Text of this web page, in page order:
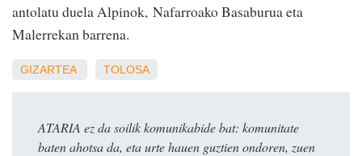
antolatu duela Alpinok, Nafarroako Basaburua eta
Malerrekan barrena.
GIZARTEA TOLOSA
ATARIA ez da soilik komunikabide bat: komunitate
baten ahotsa da, eta urte hauen guztien ondoren, zuen